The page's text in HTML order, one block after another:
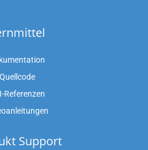
Quellcode
Referenzen
Support